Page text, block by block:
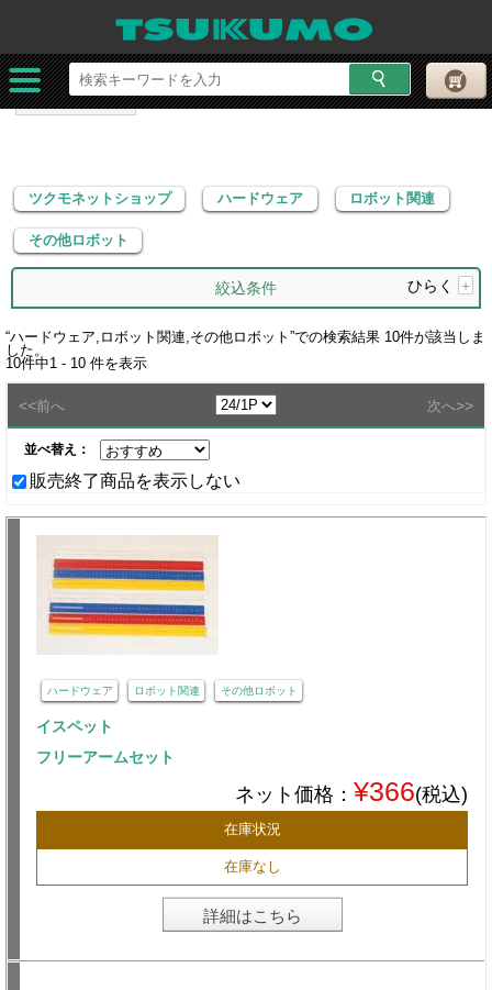
ツクモネットショップ ハードウェア
ロボット関連
その他ロボット
ツクモネットショップ ハードウェア ロボット関連
その他ロボット
絞込条件 ひらく +
“ハードウェア,ロボット関連,その他ロボット ”での検索結果 10件が該当しま
した。
10件中1 - 10 件を表示
<<前へ 次へ>>
並べ替え：
販売終了商品を表示しない
ハードウェア ロボット関連 その他ロボット
イスペット
フリーアームセット
ネット価格： ¥366(税込)
在庫状況
在庫なし
詳細はこちら